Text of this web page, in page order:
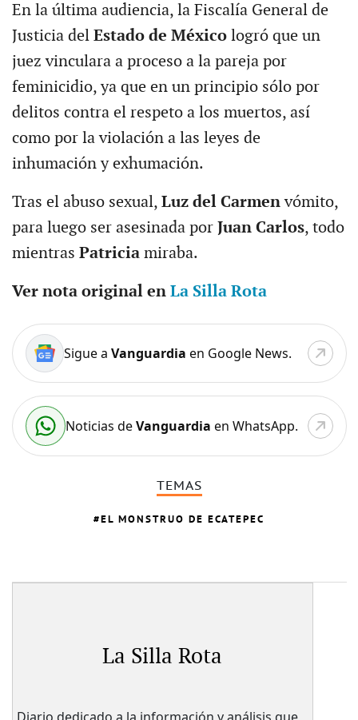
En la última audiencia, la Fiscalía General de
Justicia del Estado de Méxicologró que un
juez vinculara a proceso a la pareja por
feminicidio, ya que en un principio sólo por
delitos contra el respeto a los muertos, así
como por la violación a las leyes de
inhumación y exhumación.
Tras el abuso sexual, Luz del Carmenvómito,
para luego ser asesinada por Juan Carlos, todo
mientras Patriciamiraba.
Ver nota original en La Silla Rota
Sigue a Vanguardia en Google News.
Noticias deVanguardia en WhatsApp.
TEMAS
EL MONSTRUO DE ECATEPEC
La Silla Rota